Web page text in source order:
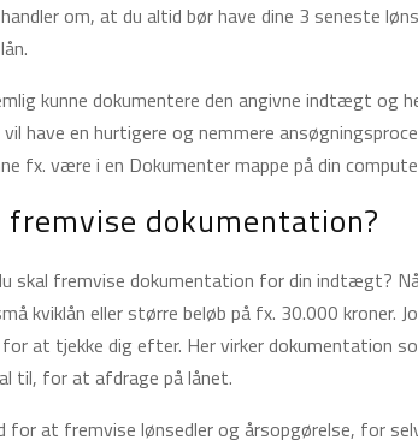
om, at du altid bør have dine 3 seneste
kunne dokumentere den angivne indtægt og
have en hurtigere og nemmere
fx. være i en Dokumenter mappe på din
dokumentation?
skal fremvise dokumentation for din indtægt?
kviklån eller større beløb på fx. 30.000 kroner.
at tjekke dig efter. Her virker dokumentation
til, for at afdrage på lånet.
for at fremvise lønsedler og årsopgørelse, for